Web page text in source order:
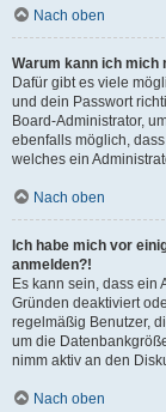
Nach oben
Warum kann ich mich
Dafür gibt es viele
und dein Passwort
Board-Administrator,
ebenfalls möglich,
welches ein
Nach oben
Ich habe mich vor
anmelden?!
Es kann sein, dass ein
Gründen deaktiviert
regelmäßig Benutzer,
um die
nimm aktiv an den
Nach oben